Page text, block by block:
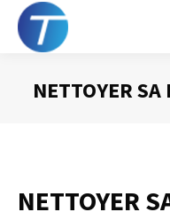
NETTOYER
NETTOYER